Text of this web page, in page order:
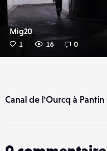
Mig20
1 16 0
Canal de l'Ourcq à